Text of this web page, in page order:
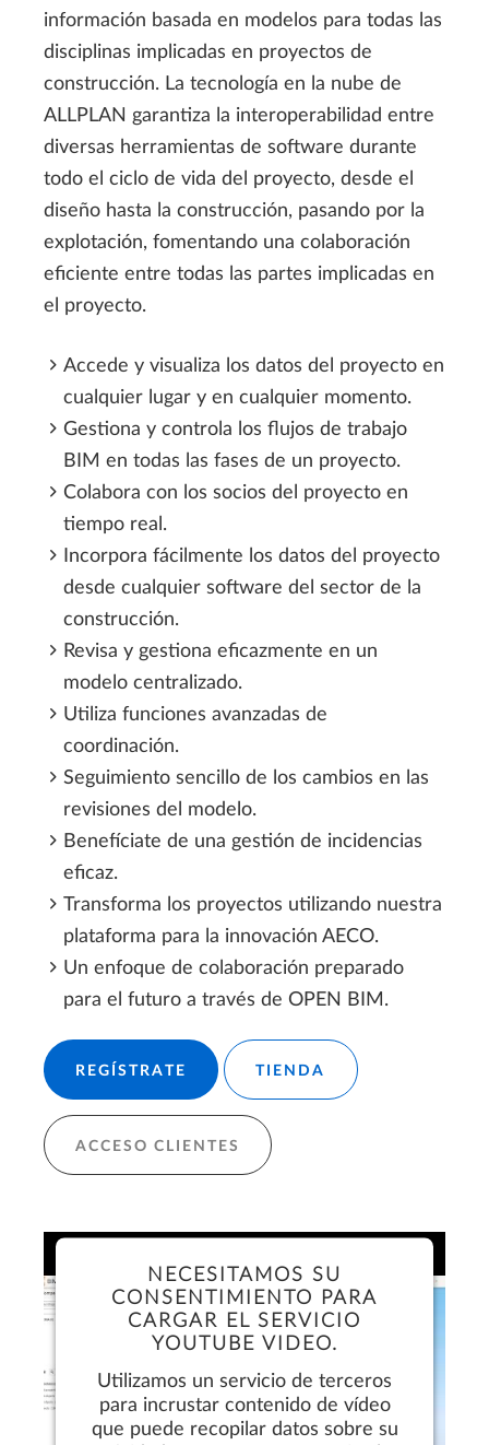
información basada en modelos para todas las
disciplinas implicadas en proyectos de
construcción. La tecnología en la nube de
ALLPLAN garantiza la interoperabilidad entre
diversas herramientas de software durante
todo el ciclo de vida del proyecto, desde el
diseño hasta la construcción, pasando por la
explotación, fomentando una colaboración
eficiente entre todas las partes implicadas en
el proyecto.
Accede y visualiza los datos del proyecto en
cualquier lugar y en cualquier momento.
Gestiona y controla los flujos de trabajo
BIM en todas las fases de un proyecto.
Colabora con los socios del proyecto en
tiempo real.
Incorpora fácilmente los datos del proyecto
desde cualquier software del sector de la
construcción.
Revisa y gestiona eficazmente en un
modelo centralizado.
Utiliza funciones avanzadas de
coordinación.
Seguimiento sencillo de los cambios en las
revisiones del modelo.
Benefíciate de una gestión de incidencias
eficaz.
Transforma los proyectos utilizando nuestra
plataforma para la innovación AECO.
Un enfoque de colaboración preparado
para el futuro a través de OPEN BIM.
REGÍSTRATE TIENDA
ACCESO CLIENTES
NECESITAMOS SU
CONSENTIMIENTO PARA
CARGAR EL SERVICIO
YOUTUBE VIDEO.
Utilizamos un servicio de terceros
para incrustar contenido de vídeo
que puede recopilar datos sobre su